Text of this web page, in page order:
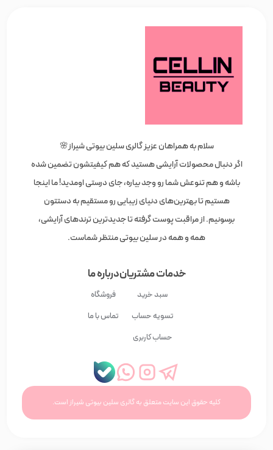
سلام به همراهان عزیز گالری سلین بیوتی شیراز🌸
اگر دنبال محصولات آرایشی هستید که هم کیفیتشون تضمین شده
باشه و هم تنوعش شما رو وجد بیاره، جای درستی اومدید! ما اینجا
هستیم تا بهترین‌های دنیای زیبایی رو مستقیم به دستتون
برسونیم. از مراقبت پوست گرفته تا جدیدترین ترندهای آرایشی،
همه و همه در سلین بیوتی منتظر شماست.
خدمات مشتریان
سبد خرید
تسویه حساب
حساب کاربری
درباره ما
فروشگاه
تماس با ما
کلیه حقوق این سایت متعلق به گالری سلین بیوتی شیراز است.